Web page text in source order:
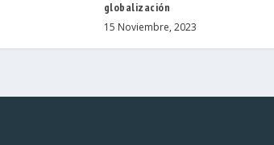
globalización
15 Noviembre, 2023